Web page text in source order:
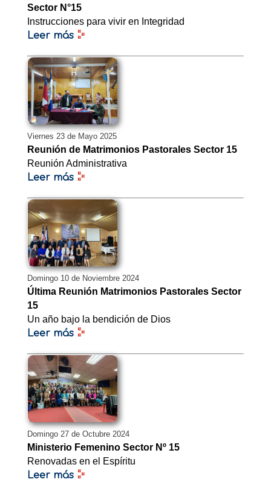
Sector N°15
Instrucciones para vivir en Integridad
Leer más
Viernes 23 de Mayo 2025
Reunión de Matrimonios Pastorales Sector 15
Reunión Administrativa
Leer más
Domingo 10 de Noviembre 2024
Última Reunión Matrimonios Pastorales Sector
15
Un año bajo la bendición de Dios
Leer más
Domingo 27 de Octubre 2024
Ministerio Femenino Sector Nº 15
Renovadas en el Espíritu
Leer más